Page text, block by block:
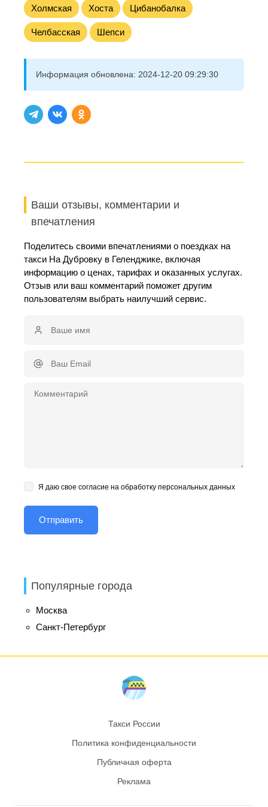
Холмская Хоста Цибанобалка
Челбасская Шепси
Информация обновлена: 2024-12-20 09:29:30
Ваши отзывы, комментарии и
впечатления
Поделитесь своими впечатлениями о поездках на
такси На Дубровку в Геленджике, включая
информацию о ценах, тарифах и оказанных услугах.
Отзыв или ваш комментарий поможет другим
пользователям выбрать наилучший сервис.
Я даю свое согласие на обработку персональных данных
Популярные города
Москва
Санкт-Петербург
Такси России
Политика конфиденциальности
Публичная оферта
Реклама